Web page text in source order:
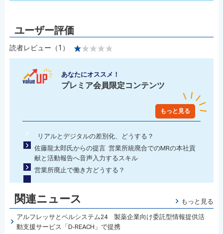
読者レビュー（1）
あなたにオススメ！
プレミア会員限定コンテンツ
もっと見る
リアルとデジタルの差別化、どうする？
佐藤龍太郎氏からの提言 営業所統廃合でのMRの本社貢
献と活動報告へ音声入力するスキル
営業所廃止で働き方どうする？
関連ニュース もっと見る
アルフレッサとベルシステム24 製薬企業向け委託型情報提供活
動支援サービス「D-REACH」で提携